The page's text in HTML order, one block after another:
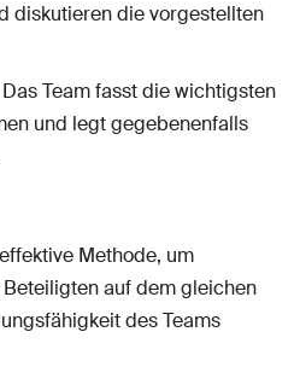
diskutieren die vorgestellten
Das Team fasst die wichtigsten
und legt gegebenenfalls
Methode, um
auf dem gleichen
des Teams